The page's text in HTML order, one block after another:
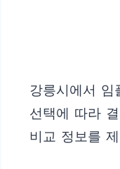
강릉시에서
선택에 따라
비교 정보를